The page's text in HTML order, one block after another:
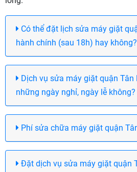
Có thể đặt lịch sửa máy giặt
hành chính (sau 18h) hay không?
Dịch vụ sửa máy giặt quận
những ngày nghỉ, ngày lễ không?
Phí sửa chữa máy giặt quận
Đặt dịch vụ sửa máy giặt quận